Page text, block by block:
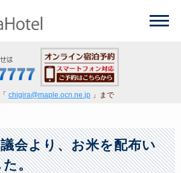
chigira@maple.ocn.ne.jp 」まで
会より、お米を配布い
た。